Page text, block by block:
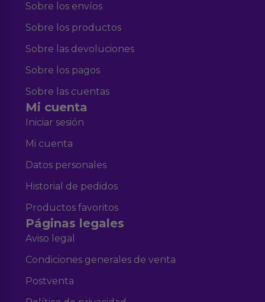
Sobre los envíos
Sobre los productos
Sobre las devoluciones
Sobre los pagos
Sobre las cuentas
Mi cuenta
Iniciar sesión
Mi cuenta
Datos personales
Historial de pedidos
Productos favoritos
Páginas legales
Aviso legal
Condiciones generales de venta
Postventa